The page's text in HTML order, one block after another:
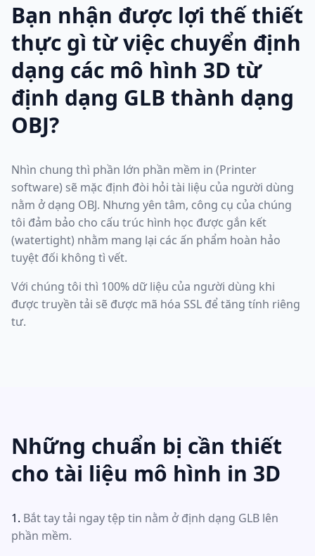
Bạn nhận được lợi thế thiết
thực gì từ việc chuyển định
dạng các mô hình 3D từ
định dạng GLB thành dạng
OBJ?
Nhìn chung thì phần lớn phần mềm in (Printer
software) sẽ mặc định đòi hỏi tài liệu của người dùng
nằm ở dạng OBJ. Nhưng yên tâm, công cụ của chúng
tôi đảm bảo cho cấu trúc hình học được gắn kết
(watertight) nhằm mang lại các ấn phẩm hoàn hảo
tuyệt đối không tì vết.
Với chúng tôi thì 100% dữ liệu của người dùng khi
được truyền tải sẽ được mã hóa SSL để tăng tính riêng
tư.
Những chuẩn bị cần thiết
cho tài liệu mô hình in 3D
Bắt tay tải ngay tệp tin nằm ở định dạng GLB lên
phần mềm.